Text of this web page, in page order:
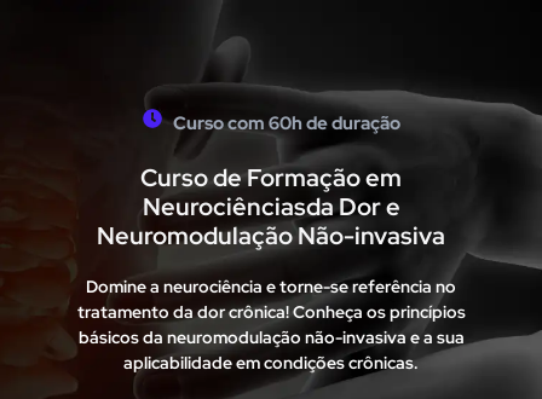
Curso com 60h de duração
Curso de Formação em
Neurociênciasda Dor e
Neuromodulação Não-invasiva
Domine a neurociência e torne-se referência no
tratamento da dor crônica! Conheça os princípios
básicos da neuromodulação não-invasiva e a sua
aplicabilidade em condições crônicas.